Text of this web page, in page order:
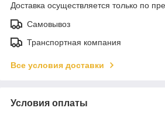
Доставка осуществляется только по
Самовывоз
Транспортная компания
Все условия доставки
Условия оплаты